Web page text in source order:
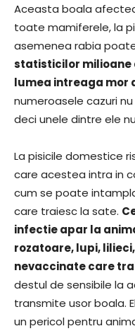
Aceasta boala
toate mamiferele, la
asemenea rabia
statisticilor milioane
lumea intreaga mor
numeroasele cazuri
deci unele dintre ele
La pisicile domestice
care acestea intra in
cum se poate
care traiesc la sate.
infectie apar la
rozatoare, lupi,
nevaccinate care
destul de sensibile la
transmite usor boala.
un pericol pentru